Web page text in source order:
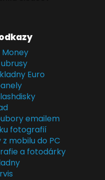
Euro
emailem
fotografií
mobilu do PC
a fotodárky